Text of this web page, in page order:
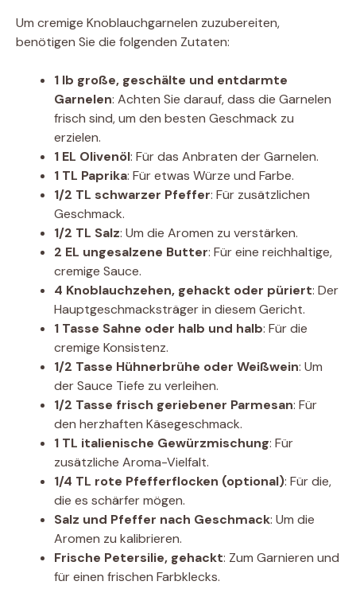
Um cremige Knoblauchgarnelen zuzubereiten,
benötigen Sie die folgenden Zutaten:
1 lb große, geschälte und entdarmte
Garnelen: Achten Sie darauf, dass die Garnelen
frisch sind, um den besten Geschmack zu
erzielen.
1 EL Olivenöl: Für das Anbraten der Garnelen.
1 TL Paprika: Für etwas Würze und Farbe.
1/2 TL schwarzer Pfeffer: Für zusätzlichen
Geschmack.
1/2 TL Salz: Um die Aromen zu verstärken.
2 EL ungesalzene Butter: Für eine reichhaltige,
cremige Sauce.
4 Knoblauchzehen, gehackt oder püriert: Der
Hauptgeschmacksträger in diesem Gericht.
1 Tasse Sahne oder halb und halb: Für die
cremige Konsistenz.
1/2 Tasse Hühnerbrühe oder Weißwein: Um
der Sauce Tiefe zu verleihen.
1/2 Tasse frisch geriebener Parmesan: Für
den herzhaften Käsegeschmack.
1 TL italienische Gewürzmischung: Für
zusätzliche Aroma-Vielfalt.
1/4 TL rote Pfefferflocken (optional): Für die,
die es schärfer mögen.
Salz und Pfeffer nach Geschmack: Um die
Aromen zu kalibrieren.
Frische Petersilie, gehackt: Zum Garnieren und
für einen frischen Farbklecks.